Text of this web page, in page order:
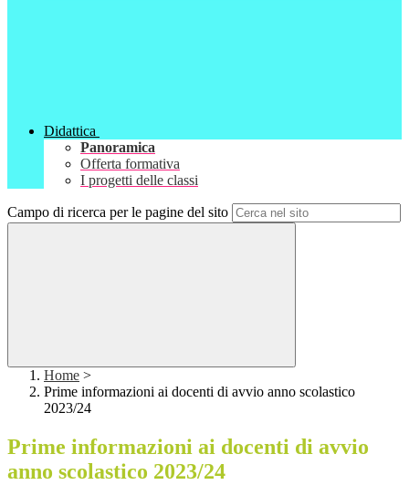
Didattica
Panoramica
Offerta formativa
I progetti delle classi
Campo di ricerca per le pagine del sito
Home >
Prime informazioni ai docenti di avvio anno scolastico
2023/24
Prime informazioni ai docenti di avvio
anno scolastico 2023/24